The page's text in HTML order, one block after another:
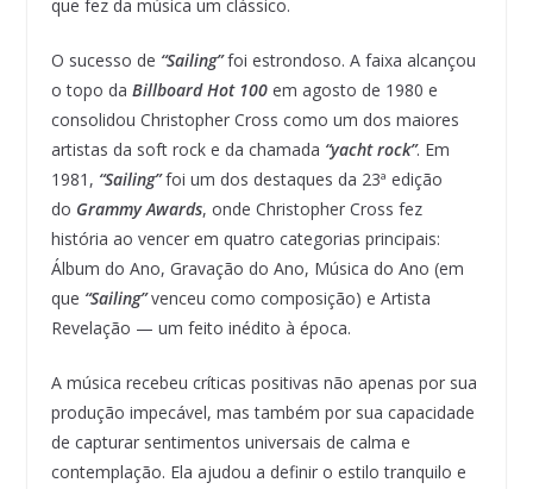
que fez da música um clássico.
O sucesso de “Sailing”foi estrondoso. A faixa alcançou
o topo da Billboard Hot 100em agosto de 1980 e
consolidou Christopher Cross como um dos maiores
artistas da soft rock e da chamada “yacht rock”. Em
1981, “Sailing”foi um dos destaques da 23ª edição
do Grammy Awards, onde Christopher Cross fez
história ao vencer em quatro categorias principais:
Álbum do Ano, Gravação do Ano, Música do Ano (em
que “Sailing”venceu como composição) e Artista
Revelação — um feito inédito à época.
A música recebeu críticas positivas não apenas por sua
produção impecável, mas também por sua capacidade
de capturar sentimentos universais de calma e
contemplação. Ela ajudou a definir o estilo tranquilo e